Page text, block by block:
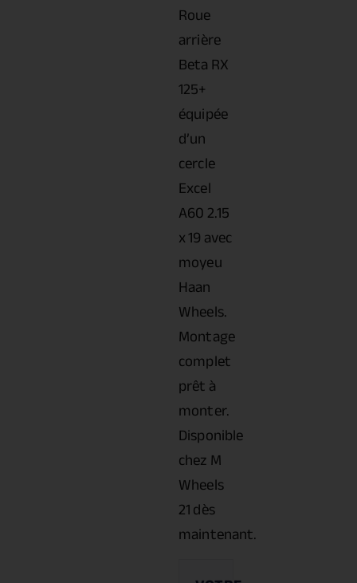
Roue
arrière
Beta RX
125+
équipée
d’un
cercle
Excel
A60 2.15
x 19 avec
moyeu
Haan
Wheels.
Montage
complet
prêt à
monter.
Disponible
chez M
Wheels
21 dès
maintenant.